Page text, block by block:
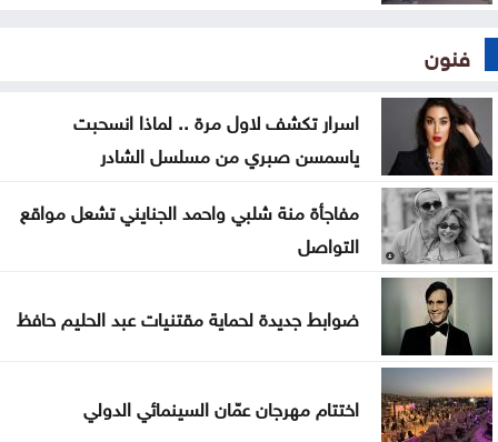
فنون
اسرار تكشف لاول مرة .. لماذا انسحبت
ياسمسن صبري من مسلسل الشادر
مفاجأة منة شلبي واحمد الجنايني تشعل مواقع
التواصل
ضوابط جديدة لحماية مقتنيات عبد الحليم حافظ
اختتام مهرجان عمّان السينمائي الدولي